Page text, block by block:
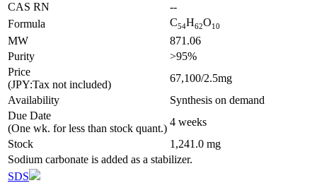
CAS RN
--
Formula
C54H62O10
MW
871.06
Purity
>95%
Price
(JPY:Tax not included)
67,100/2.5mg
Availability
Synthesis on demand
Due Date
(One wk. for less than stock quant.)
4 weeks
Stock
1,241.0 mg
Sodium carbonate is added as a stabilizer.
SDS